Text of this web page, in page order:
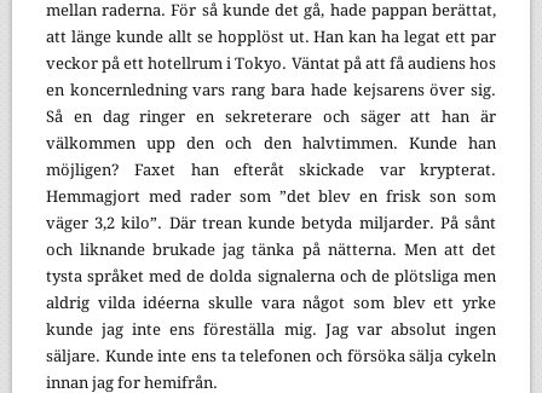
mellan raderna. För så kunde det gå, hade pappan berättat,
att länge kunde allt se hopplöst ut. Han kan ha legat ett par
veckor på ett hotellrum i Tokyo. Väntat på att få audiens hos
en koncernledning vars rang bara hade kejsarens över sig.
Så en dag ringer en sekreterare och säger att han är
välkommen upp den och den halvtimmen. Kunde han
möjligen? Faxet han efteråt skickade var krypterat.
Hemmagjort med rader som ”det blev en frisk son som
väger 3,2 kilo”. Där trean kunde betyda miljarder. På sånt
och liknande brukade jag tänka på nätterna. Men att det
tysta språket med de dolda signalerna och de plötsliga men
aldrig vilda idéerna skulle vara något som blev ett yrke
kunde jag inte ens föreställa mig. Jag var absolut ingen
säljare. Kunde inte ens ta telefonen och försöka sälja cykeln
innan jag for hemifrån.